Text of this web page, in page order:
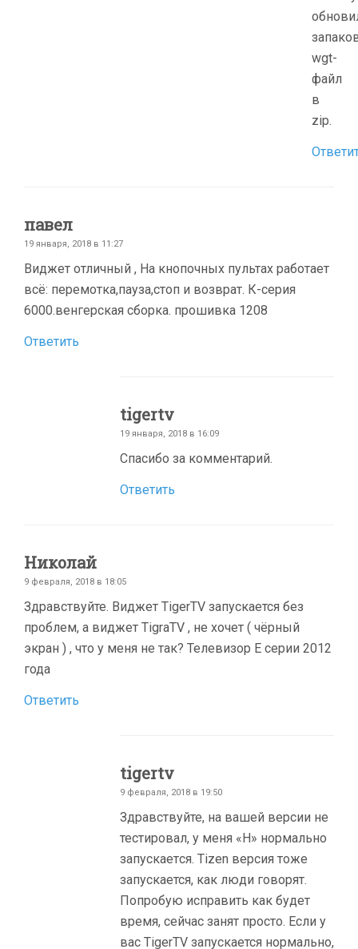
wgt-
файл
в
zip.
павел
19 января, 2018 в 11:27
Виджет отличный , На кнопочных пультах работает
всё: перемотка,пауза,стоп и возврат. К-серия
6000.венгерская сборка. прошивка 1208
Ответить
tigertv
19 января, 2018 в 16:09
Спасибо за комментарий.
Ответить
Николай
9 февраля, 2018 в 18:05
Здравствуйте. Виджет TigerTV запускается без
проблем, а виджет TigraTV , не хочет ( чёрный
экран ) , что у меня не так? Телевизор Е серии 2012
года
Ответить
tigertv
9 февраля, 2018 в 19:50
Здравствуйте, на вашей версии не
тестировал, у меня «H» нормально
запускаетcя. Tizen версия тоже
запускается, как люди говорят.
Попробую исправить как будет
время, сейчас занят просто. Если у
вас TigerTV запускается нормально,